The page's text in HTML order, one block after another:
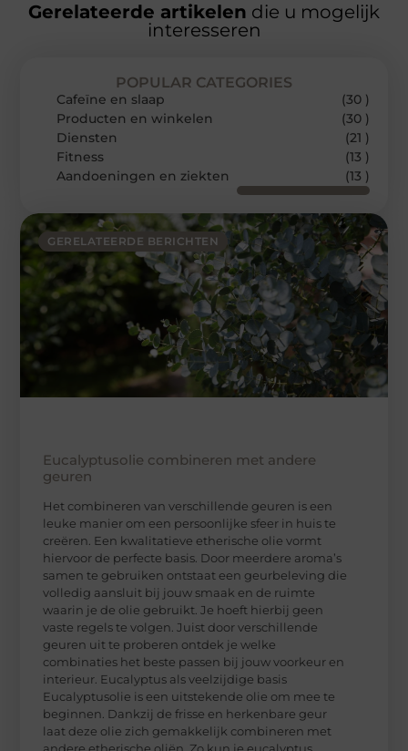
Gerelateerde artikelen die u mogelijk
interesseren
GERELATEERDE BERICHTEN
Eucalyptusolie combineren met andere
geuren
Het combineren van verschillende geuren is een
leuke manier om een persoonlijke sfeer in huis te
creëren. Een kwalitatieve etherische olie vormt
hiervoor de perfecte basis. Door meerdere aroma’s
samen te gebruiken ontstaat een geurbeleving die
volledig aansluit bij jouw smaak en de ruimte
waarin je de olie gebruikt. Je hoeft hierbij geen
vaste regels te volgen. Juist door verschillende
geuren uit te proberen ontdek je welke
combinaties het beste passen bij jouw voorkeur en
interieur. Eucalyptus als veelzijdige basis
Eucalyptusolie is een uitstekende olie om mee te
beginnen. Dankzij de frisse en herkenbare geur
laat deze olie zich gemakkelijk combineren met
andere etherische oliën. Zo kun je eucalyptus
POPULAR CATEGORIES
Cafeïne en slaap
(30 )
Producten en winkelen
(30 )
Diensten
(21 )
Fitness
(13 )
Aandoeningen en ziekten
(13 )